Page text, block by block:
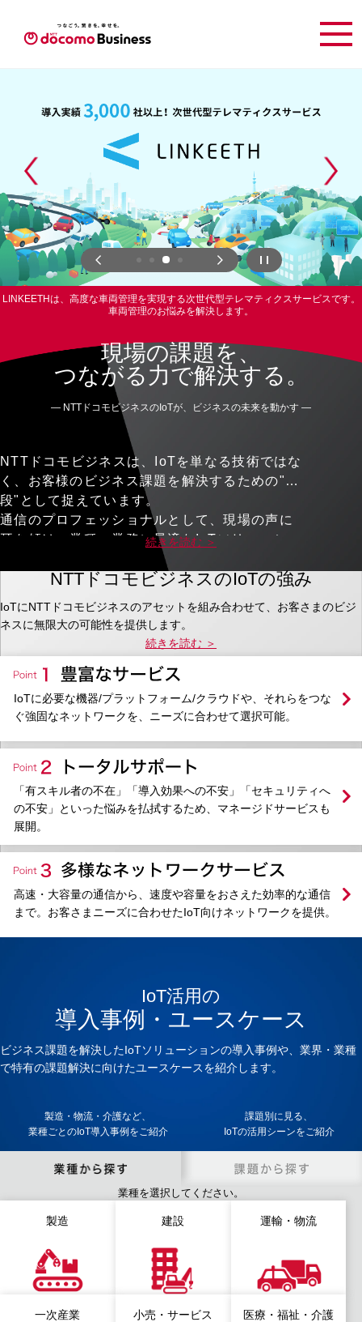
現場の課題を、
つながる力で解決する。
— NTTドコモビジネスのIoTが、ビジネスの未来を動かす —
NTTドコモビジネスは、IoTを単なる技術ではな
く、お客様のビジネス課題を解決するための"手
段"として捉えています。
通信のプロフェッショナルとして、現場の声に
耳を傾け、業種・業務に最適なIoTソリューショ
製造、物流、介護、小売など、あらゆる現場で
「つながる」ことによる効率化・安全性・収益
性の向上を支援しています。
「IoTを導入したいけれど、何から始めればいい
かわからない」
「現場の課題にフィットするソリューションが
見つからない」
そんなお悩みこそ、私たちにご相談ください。
続きを読む ＞
NTTドコモビジネスのIoTの強み
IoTにNTTドコモビジネスのアセットを組み合わせて、お客さまのビジ
ネスに無限大の可能性を提供します。
続きを読む ＞
IoTに必要な機器/プラットフォーム/クラウドや、それらをつな
ぐ強固なネットワークを、ニーズに合わせて選択可能。
「有スキル者の不在」「導入効果への不安」「セキュリティへ
の不安」といった悩みを払拭するため、マネージドサービスも
展開。
高速・大容量の通信から、速度や容量をおさえた効率的な通信
まで。お客さまニーズに合わせたIoT向けネットワークを提供。
IoT活用の
導入事例・ユースケース
ビジネス課題を解決したIoTソリューションの導入事例や、業界・業種
で特有の課題解決に向けたユースケースを紹介します。
製造・物流・介護など、
業種ごとのIoT導入事例をご紹介
課題別に見る、
IoTの活用シーンをご紹介
業種を選択してください。
製造 建設 運輸・物流
一次産業 小売・サービス 医療・福祉・介護